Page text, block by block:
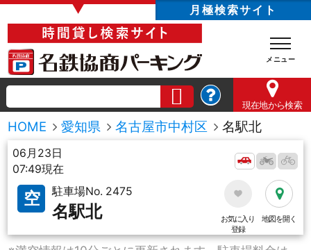
▼ 月極検索サイト
現在地から検索
HOME 愛知県 名古屋市中村区 名駅北
06月23日
07:49現在
空 駐車場No. 2475
名駅北
お気に入り
登録
地図を開く